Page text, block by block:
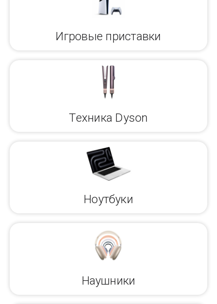
Игровые приставки
Техника Dyson
Ноутбуки
Наушники